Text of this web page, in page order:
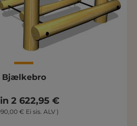
Bjælkebro
2 622,95 €
€ Ei sis. ALV )